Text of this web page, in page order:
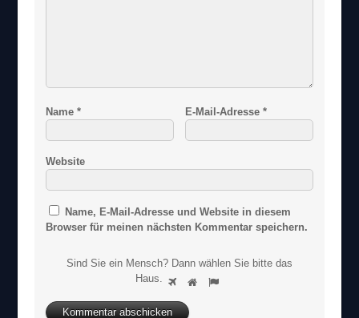
Name* E-Mail-Adresse *
Website
Name, E-Mail-Adresse und Website in diesem
Browser für meinen nächsten Kommentar speichern.
Sind Sie ein Mensch? Dann wählen Sie bitte das
Haus. S
n